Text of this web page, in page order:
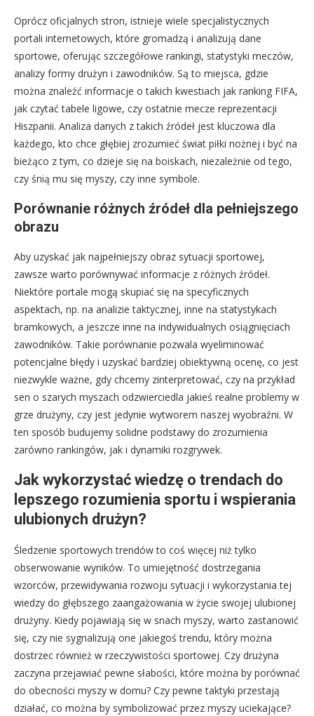
Oprócz oficjalnych stron, istnieje wiele specjalistycznych
portali internetowych, które gromadzą i analizują dane
sportowe, oferując szczegółowe rankingi, statystyki meczów,
analizy formy drużyn i zawodników. Są to miejsca, gdzie
można znaleźć informacje o takich kwestiach jak ranking FIFA,
jak czytać tabele ligowe, czy ostatnie mecze reprezentacji
Hiszpanii. Analiza danych z takich źródeł jest kluczowa dla
każdego, kto chce głębiej zrozumieć świat piłki nożnej i być na
bieżąco z tym, co dzieje się na boiskach, niezależnie od tego,
czy śnią mu się myszy, czy inne symbole.
Porównanie różnych źródeł dla pełniejszego
obrazu
Aby uzyskać jak najpełniejszy obraz sytuacji sportowej,
zawsze warto porównywać informacje z różnych źródeł.
Niektóre portale mogą skupiać się na specyficznych
aspektach, np. na analizie taktycznej, inne na statystykach
bramkowych, a jeszcze inne na indywidualnych osiągnięciach
zawodników. Takie porównanie pozwala wyeliminować
potencjalne błędy i uzyskać bardziej obiektywną ocenę, co jest
niezwykle ważne, gdy chcemy zinterpretować, czy na przykład
sen o szarych myszach odzwierciedla jakieś realne problemy w
grze drużyny, czy jest jedynie wytworem naszej wyobraźni. W
ten sposób budujemy solidne podstawy do zrozumienia
zarówno rankingów, jak i dynamiki rozgrywek.
Jak wykorzystać wiedzę o trendach do
lepszego rozumienia sportu i wspierania
ulubionych drużyn?
Śledzenie sportowych trendów to coś więcej niż tylko
obserwowanie wyników. To umiejętność dostrzegania
wzorców, przewidywania rozwoju sytuacji i wykorzystania tej
wiedzy do głębszego zaangażowania w życie swojej ulubionej
drużyny. Kiedy pojawiają się w snach myszy, warto zastanowić
się, czy nie sygnalizują one jakiegoś trendu, który można
dostrzec również w rzeczywistości sportowej. Czy drużyna
zaczyna przejawiać pewne słabości, które można by porównać
do obecności myszy w domu? Czy pewne taktyki przestają
działać, co można by symbolizować przez myszy uciekające?